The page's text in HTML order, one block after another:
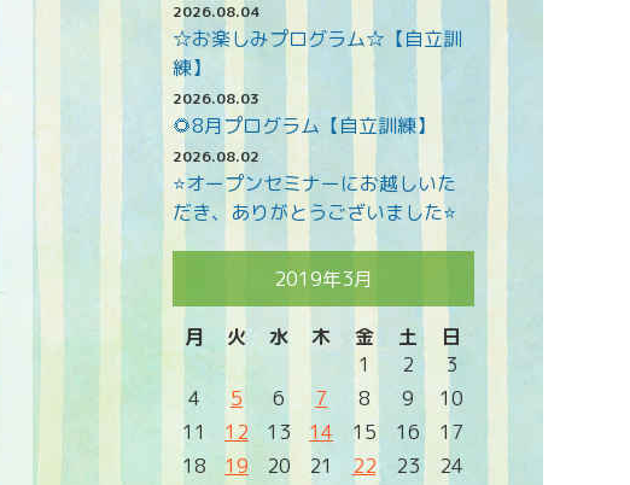
2026.08.04
☆お楽しみプログラム☆【自立訓
練】
2026.08.03
🌻8月プログラム【自立訓練】
2026.08.02
⭐オープンセミナーにお越しいた
だき、ありがとうございました⭐
2019年3月
月 火 水 木 金 土 日
1 2
3
4
5 6 7 8 9
10
11
12 13 14 15 16
17
18
19 20 21 22 23
24